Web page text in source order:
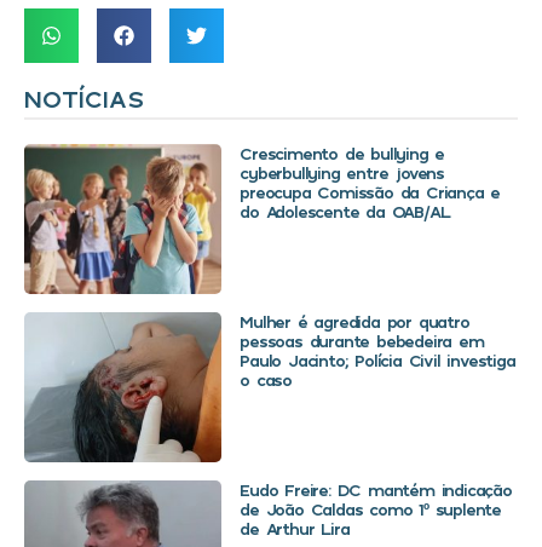
NOTÍCIAS
Crescimento de bullying e
cyberbullying entre jovens
preocupa Comissão da Criança e
do Adolescente da OAB/AL
Mulher é agredida por quatro
pessoas durante bebedeira em
Paulo Jacinto; Polícia Civil investiga
o caso
Eudo Freire: DC mantém indicação
de João Caldas como 1º suplente
de Arthur Lira